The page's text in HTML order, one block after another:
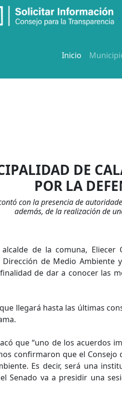
Inicio
DE
POR LA
con la presencia de
además, de la realización de
de la comuna,
de Medio Ambiente
de dar a conocer las
llegará hasta las últimas
que “uno de los acuerdos
confirmaron que el
Es decir, será una
Senado va a presidir una